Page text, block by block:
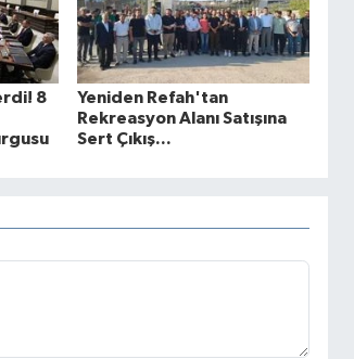
8
Yeniden Refah'tan
Rekreasyon Alanı Satışına
Sert Çıkış...